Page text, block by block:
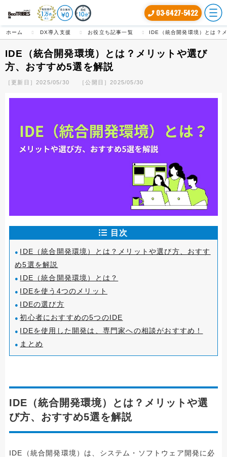
03-6427-5422
ホーム DX導入支援 お役立ち記事一覧 IDE（統合開発環境）とは？
IDE（統合開発環境）とは？メリットや選び
方、おすすめ5選を解説
［更新日］2025/05/30 ［公開日］2025/05/30
目次
IDE（統合開発環境）とは？メリットや選び方、おすす
め5選を解説
IDE（統合開発環境）とは？
IDEを使う4つのメリット
IDEの選び方
初心者におすすめの5つのIDE
IDEを使用した開発は、専門家への相談がおすすめ！
まとめ
IDE（統合開発環境）とは？メリットや選
び方、おすすめ5選を解説
IDE（統合開発環境）は、システム・ソフトウェア開発に必